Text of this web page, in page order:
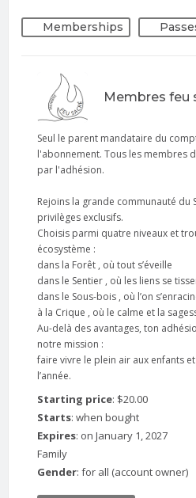
Memberships
Membres feu
Seul le parent mandataire du
l'abonnement. Tous les membres
par l'adhésion.
Rejoins la grande communauté du
privilèges exclusifs.
Choisis parmi quatre niveaux et
écosystème :
dans la Forêt , où tout s’éveille
dans le Sentier , où les liens se
dans le Sous-bois , où l’on
à la Crique , où le calme et la
Au-delà des avantages, ton
notre mission :
faire vivre le plein air aux enfants
l’année.
Starting price: $20.00
Starts: when bought
Expires: on January 1, 2027
Family
Gender: for all (account owner)